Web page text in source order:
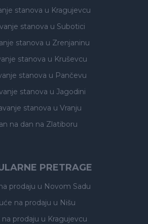
stanova u Kragujevcu
stanova u Subotici
stanova u Zrenjaninu
stanova u Kruševcu
stanova u Pančevu
stanova u Jagodini
stanova u Vranju
na dan na Zlatiboru
PRETRAGE
prodaju u Novom Sadu
na prodaju u Nišu
na prodaju u Kragujevcu